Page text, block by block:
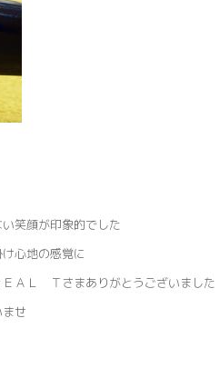
笑顔が印象的でした
心地の感覚に
ＡＬ Ｔさまありがとうございました
せ